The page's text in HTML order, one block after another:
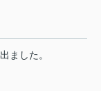
ました。